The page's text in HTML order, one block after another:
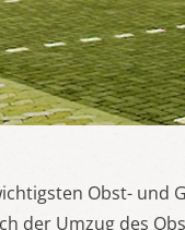
Obst- und
der Umzug des